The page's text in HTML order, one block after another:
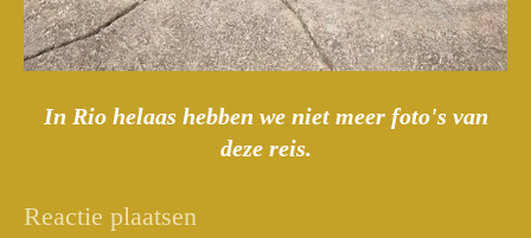
In Rio helaas hebben we niet meer foto's van
deze reis.
Reactie plaatsen